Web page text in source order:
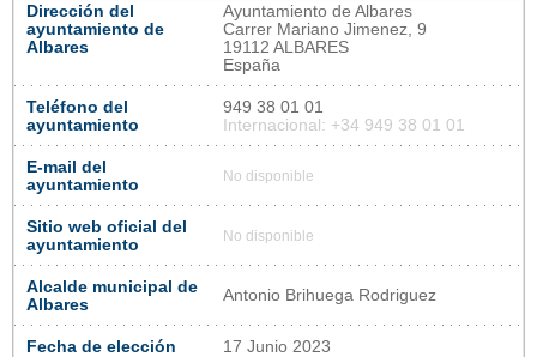
Dirección del
ayuntamiento de
Albares
Ayuntamiento de Albares
Carrer Mariano Jimenez, 9
19112 ALBARES
España
Teléfono del
ayuntamiento
949 38 01 01
Internacional: +34 949 38 01 01
E-mail del
ayuntamiento
No disponible
Sitio web oficial del
ayuntamiento
No disponible
Alcalde municipal de
Albares
Antonio Brihuega Rodriguez
Fecha de elección 17 Junio 2023